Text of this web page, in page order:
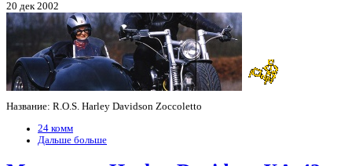
20 дек 2002
Название: R.O.S. Harley Davidson Zoccoletto
24 комм
Дальше больше